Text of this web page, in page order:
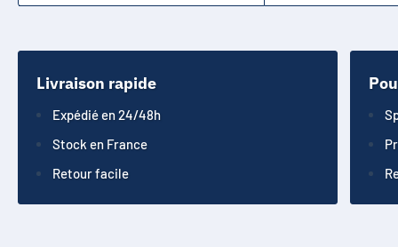
Livraison rapide
Expédié en 24/48h
Stock en France
Retour facile